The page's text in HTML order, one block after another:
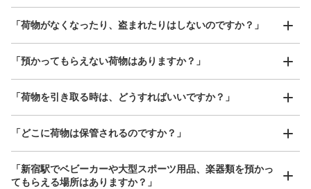
外から見えます。
保管できる荷物数
小:16/ ¥400
支払い方法
お店で荷物の写真を
好立地 / 好条件店舗も多数
「荷物がなくなったり、盗まれたりはしないのですか？」
「預かってもらえない荷物はありますか？」
「荷物を引き取る時は、どうすればいいですか？」
「どこに荷物は保管されるのですか？」
「新宿駅でベビーカーや大型スポーツ用品、楽器類を預かっ
てもらえる場所はありますか？」